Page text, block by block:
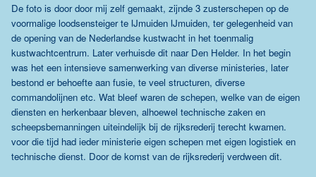
De foto is door door mij zelf gemaakt, zijnde 3 zusterschepen op de
voormalige loodsensteiger te IJmuiden IJmuiden, ter gelegenheid van
de opening van de Nederlandse kustwacht in het toenmalig
kustwachtcentrum. Later verhuisde dit naar Den Helder. In het begin
was het een intensieve samenwerking van diverse ministeries, later
bestond er behoefte aan fusie, te veel structuren, diverse
commandolijnen etc. Wat bleef waren de schepen, welke van de eigen
diensten en herkenbaar bleven, alhoewel technische zaken en
scheepsbemanningen uiteindelijk bij de rijksrederij terecht kwamen.
voor die tijd had ieder ministerie eigen schepen met eigen logistiek en
technische dienst. Door de komst van de rijksrederij verdween dit.